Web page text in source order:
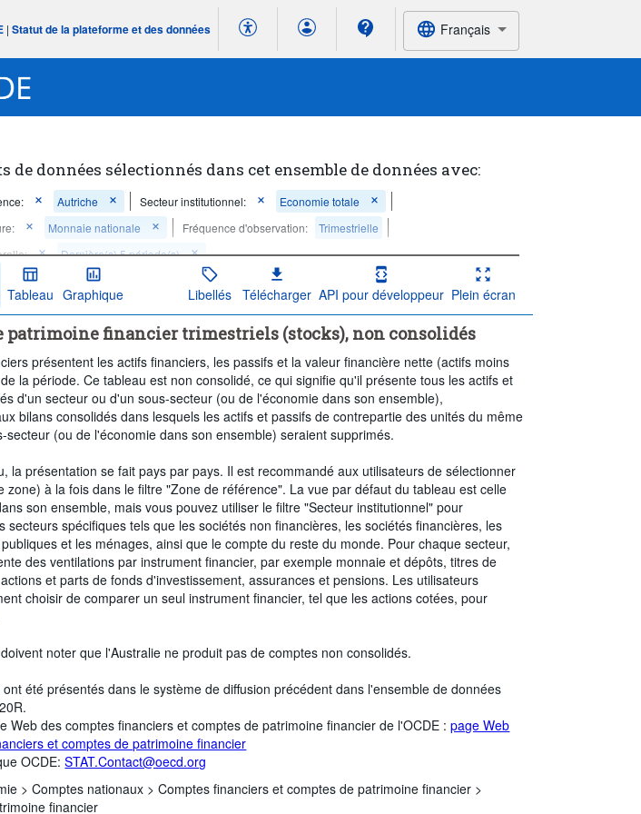
|Statut de la plateforme et des données Français
de données sélectionnés dans cet ensemble de données avec:
Autriche Secteur institutionnel:
Economie totale
Monnaie nationale Fréquence d'observation:
Trimestrielle
Dernière(s) 5 période(s)
Tableau Graphique Libellés Télécharger API pour développeur Plein écran
patrimoine financier trimestriels (stocks), non consolidés
présentent les actifs financiers, les passifs et la valeur financière nette (actifs moins
la période. Ce tableau est non consolidé, ce qui signifie qu'il présente tous les actifs et
d'un secteur ou d'un sous-secteur (ou de l'économie dans son ensemble),
bilans consolidés dans lesquels les actifs et passifs de contrepartie des unités du même
secteur (ou de l'économie dans son ensemble) seraient supprimés.
la présentation se fait pays par pays. Il est recommandé aux utilisateurs de sélectionner
zone) à la fois dans le filtre "Zone de référence". La vue par défaut du tableau est celle
son ensemble, mais vous pouvez utiliser le filtre "Secteur institutionnel" pour
secteurs spécifiques tels que les sociétés non financières, les sociétés financières, les
et les ménages, ainsi que le compte du reste du monde. Pour chaque secteur,
des ventilations par instrument financier, par exemple monnaie et dépôts, titres de
et parts de fonds d'investissement, assurances et pensions. Les utilisateurs
choisir de comparer un seul instrument financier, tel que les actions cotées, pour
noter que l'Australie ne produit pas de comptes non consolidés.
été présentés dans le système de diffusion précédent dans l'ensemble de données
Web des comptes financiers et comptes de patrimoine financier de l'OCDE :page Web
et comptes de patrimoine financier
OCDE:STAT.Contact@oecd.org
>Comptes nationaux >Comptes financiers et comptes de patrimoine financier >
financier